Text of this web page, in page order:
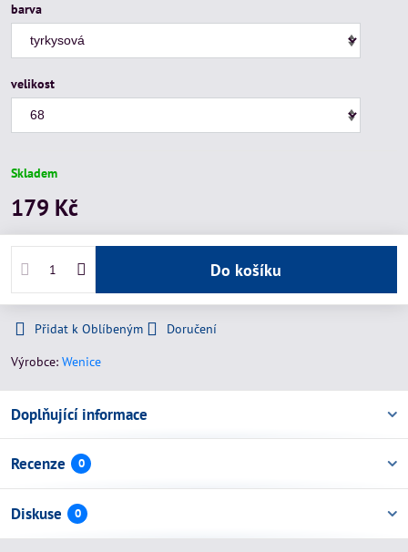
barva
velikost
Skladem
179 Kč
Do košíku
Přidat k Oblíbeným
Doručení
Výrobce: Wenice
Doplňující informace
Recenze 0
Diskuse 0